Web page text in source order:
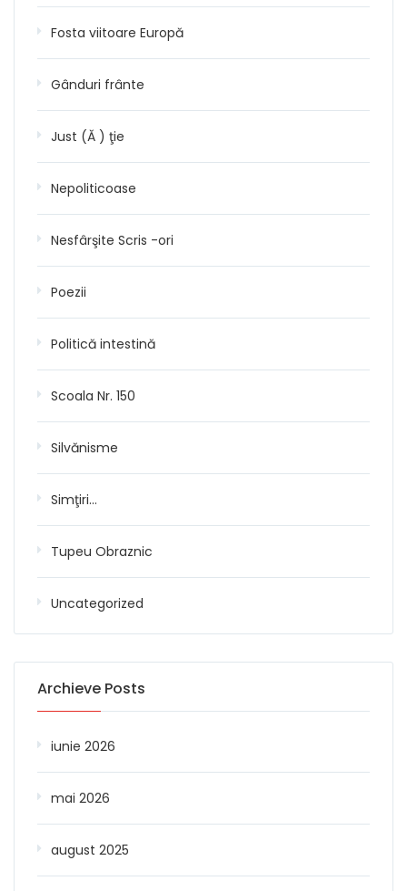
Fosta viitoare Europă
Gânduri frânte
Just (Ă ) ţie
Nepoliticoase
Nesfârşite Scris -ori
Poezii
Politică intestină
Scoala Nr. 150
Silvănisme
Simţiri…
Tupeu Obraznic
Uncategorized
Archieve Posts
iunie 2026
mai 2026
august 2025